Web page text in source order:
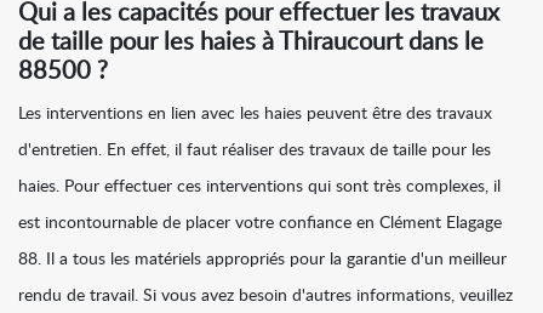
Qui a les capacités pour effectuer les travaux
de taille pour les haies à Thiraucourt dans le
88500 ?
Les interventions en lien avec les haies peuvent être des travaux
d'entretien. En effet, il faut réaliser des travaux de taille pour les
haies. Pour effectuer ces interventions qui sont très complexes, il
est incontournable de placer votre confiance en Clément Elagage
88. Il a tous les matériels appropriés pour la garantie d'un meilleur
rendu de travail. Si vous avez besoin d'autres informations, veuillez